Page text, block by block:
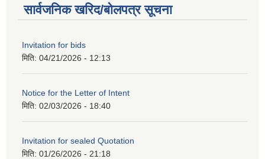
सार्वजनिक खरिद/बोलपत्र सूचना
Invitation for bids
मिति: 04/21/2026 - 12:13
Notice for the Letter of Intent
मिति: 02/03/2026 - 18:40
Invitation for sealed Quotation
मिति: 01/26/2026 - 21:18